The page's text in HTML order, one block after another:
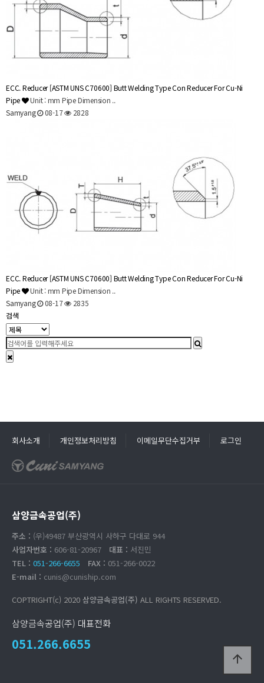
ECC. Reducer [ASTM UNS C70600] Butt Welding Type Con Reducer For Cu-Ni
Pipe
Unit : mm Pipe Dimension ..
Samyang
08-17 2828
ECC. Reducer [ASTM UNS C70600] Butt Welding Type Con Reducer For Cu-Ni
Pipe
Unit : mm Pipe Dimension ..
Samyang
08-17
2835
검색
회사소개 개인정보처리방침 이메일무단수집거부 로그인
삼양금속공업(주)
주소 : (우)49487 부산광역시 사하구 다대로 944
사업자번호 : 606-81-20967 대표 : 서진민
TEL : 051-266-6655 FAX : 051-266-0022
E-mail : cunis@cuniship.com
COPTRIGHT(c) 2020 삼양금속공업(주) ALL RIGHTS RESERVED.
삼양금속공업(주) 대표전화
051.266.6655
arrow_upward